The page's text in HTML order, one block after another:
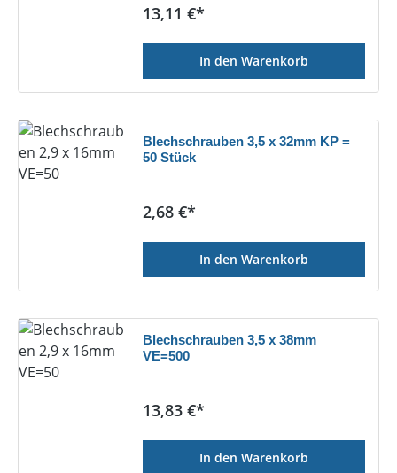
Regulärer Preis:
13,11 €*
In den Warenkorb
Blechschrauben 3,5 x 32mm KP =
50 Stück
Regulärer Preis:
2,68 €*
In den Warenkorb
Blechschrauben 3,5 x 38mm
VE=500
Regulärer Preis:
13,83 €*
In den Warenkorb